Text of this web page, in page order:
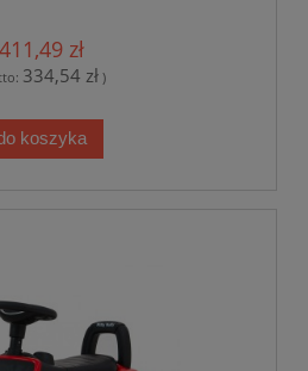
411,49 zł
334,54 zł)
koszyka